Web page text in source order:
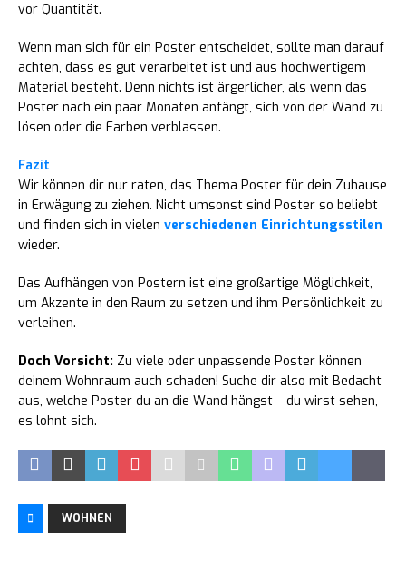
vor Quantität.
Wenn man sich für ein Poster entscheidet, sollte man darauf
achten, dass es gut verarbeitet ist und aus hochwertigem
Material besteht. Denn nichts ist ärgerlicher, als wenn das
Poster nach ein paar Monaten anfängt, sich von der Wand zu
lösen oder die Farben verblassen.
Fazit
Wir können dir nur raten, das Thema Poster für dein Zuhause
in Erwägung zu ziehen. Nicht umsonst sind Poster so beliebt
und finden sich in vielen verschiedenen Einrichtungsstilen
wieder.
Das Aufhängen von Postern ist eine großartige Möglichkeit,
um Akzente in den Raum zu setzen und ihm Persönlichkeit zu
verleihen.
Doch Vorsicht: Zu viele oder unpassende Poster können
deinem Wohnraum auch schaden! Suche dir also mit Bedacht
aus, welche Poster du an die Wand hängst – du wirst sehen,
es lohnt sich.
WOHNEN